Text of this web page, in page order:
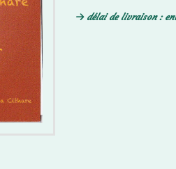
délai de livraison :